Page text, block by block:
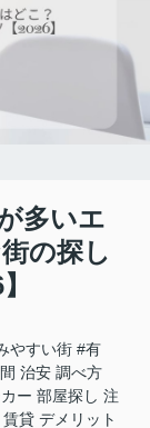
多いエ
の探し
やすい街 #有
治安 調べ方
ー 部屋探し 注
貸 デメリット